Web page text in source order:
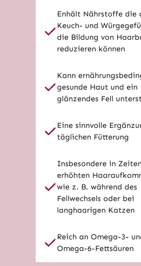
Enhält Nährstoffe die
Keuch- und
die Bildung von
reduzieren können
Kann
gesunde Haut und ein
glänzendes Fell
Eine sinnvolle
täglichen Fütterung
Insbesondere in Zeiten
erhöhten
wie z. B. während des
Fellwechsels oder bei
langhaarigen Katzen
Reich an Omega-3-
Omega-6-Fettsäuren